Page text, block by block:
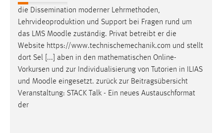
die Dissemination moderner Lehrmethoden,
Lehrvideoproduktion und Support bei Fragen rund um
das LMS Moodle zuständig. Privat betreibt er die
Website https://www.technischemechanik.com und stellt
dort Sel [...] aben in den mathematischen Online-
Vorkursen und zur Individualisierung von Tutorien in ILIAS
und Moodle eingesetzt. zurück zur Beitragsübersicht
Veranstaltung: STACK Talk - Ein neues Austauschformat
der